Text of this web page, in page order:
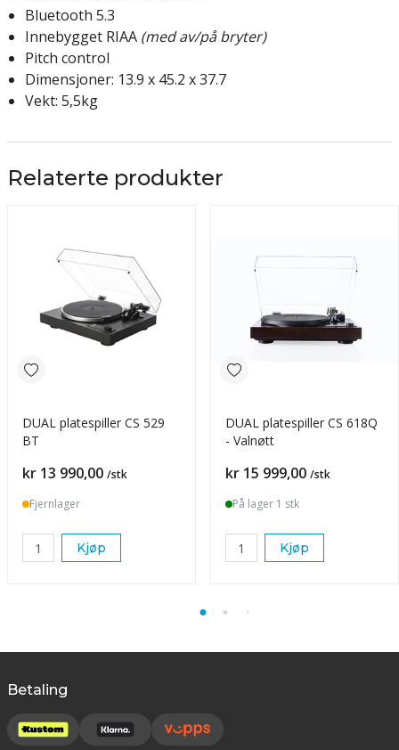
Bluetooth 5.3
Innebygget RIAA (med av/på bryter)
Pitch control
Dimensjoner: 13.9 x 45.2 x 37.7
Vekt: 5,5kg
Relaterte produkter
DUAL platespiller CS 529
BT
Pris
kr 13 990,00 /stk
Fjernlager
Kjøp
DUAL platespiller CS 618Q
- Valnøtt
Pris
kr 15 999,00 /stk
På lager 1 stk
Kjøp
Betaling